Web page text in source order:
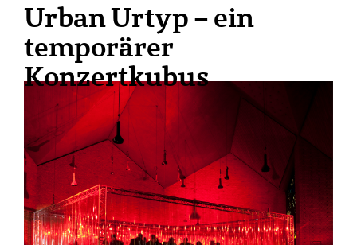
Urban Urtyp – ein
temporärer
Konzertkubus